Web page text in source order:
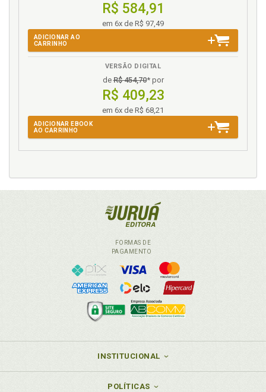
R$ 584,91
em 6x de R$ 97,49
ADICIONAR AO
CARRINHO
VERSÃO DIGITAL
deR$ 454,70* por
R$ 409,23
em 6x de R$ 68,21
ADICIONAR EBOOK
AO CARRINHO
FORMAS DE
PAGAMENTO
INSTITUCIONAL
POLÍTICAS